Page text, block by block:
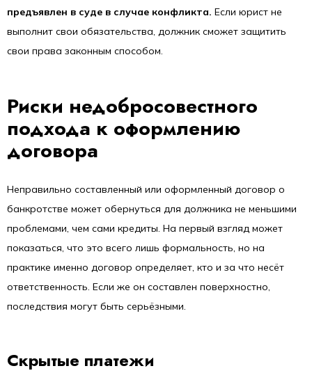
предъявлен в суде в случае конфликта. Если юрист не
выполнит свои обязательства, должник сможет защитить
свои права законным способом.
Риски недобросовестного
подхода к оформлению
договора
Неправильно составленный или оформленный договор о
банкротстве может обернуться для должника не меньшими
проблемами, чем сами кредиты. На первый взгляд может
показаться, что это всего лишь формальность, но на
практике именно договор определяет, кто и за что несёт
ответственность. Если же он составлен поверхностно,
последствия могут быть серьёзными.
Скрытые платежи